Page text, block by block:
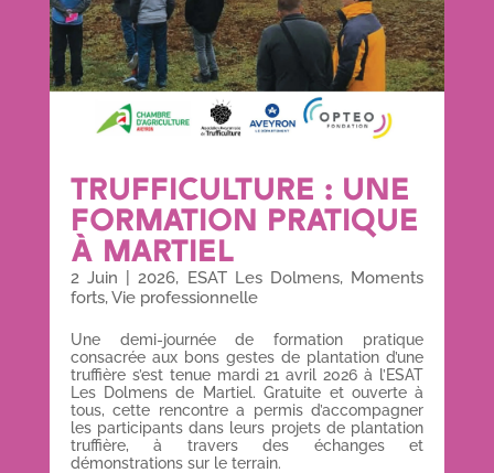
TRUFFICULTURE : UNE
FORMATION PRATIQUE
À MARTIEL
2 Juin 2026, ESAT Les Dolmens, Moments
forts,Vie professionnelle
Une demi-journée de formation pratique
consacrée aux bons gestes de plantation d’une
truffière s’est tenue mardi 21 avril 2026 à l’ESAT
Les Dolmens de Martiel. Gratuite et ouverte à
tous, cette rencontre a permis d’accompagner
les participants dans leurs projets de plantation
truffière, à travers des échanges et
démonstrations sur le terrain.